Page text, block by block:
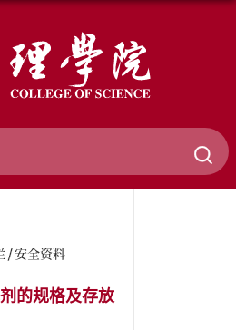
安全资料
的规格及存放